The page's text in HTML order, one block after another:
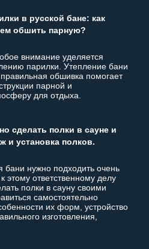
в русской бане: как
обшить парную?
внимание уделяется
парилки. Утепление бани
обшивка помогает
парной и
для отдыха.
сделать полки в сауне и
и установка полков.
бани нужно подходить очень
этому ответственному делу
полки в сауну своими
самостоятельно
их форм, устройство
изготовления,